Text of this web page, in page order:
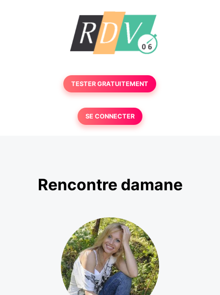
TESTER GRATUITEMENT
SE CONNECTER
Rencontre damane